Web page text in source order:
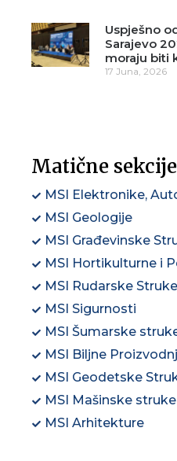
Uspješno
Sarajevo
moraju biti
17 Juna, 2026
Matične sekcije
MSI Elektronike,
MSI Geologije
MSI Građevinske
MSI Hortikulturne i
MSI Rudarske Struke
MSI Sigurnosti
MSI Šumarske
MSI Biljne
MSI Geodetske
MSI Mašinske struke
MSI Arhitekture